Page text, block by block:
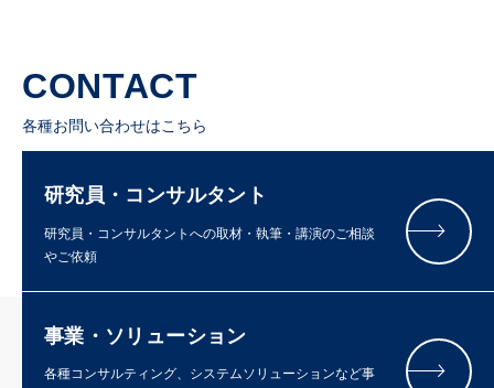
CONTACT
各種お問い合わせはこちら
研究員・コンサルタント
研究員・コンサルタントへの取材・執筆・講演のご相談
やご依頼
事業・ソリューション
各種コンサルティング、システムソリューションなど事